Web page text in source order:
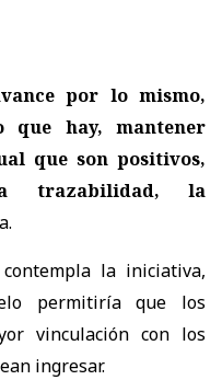
por lo mismo,
hay, mantener
que son positivos,
trazabilidad, la
la iniciativa,
permitiría que los
vinculación con los
ingresar.